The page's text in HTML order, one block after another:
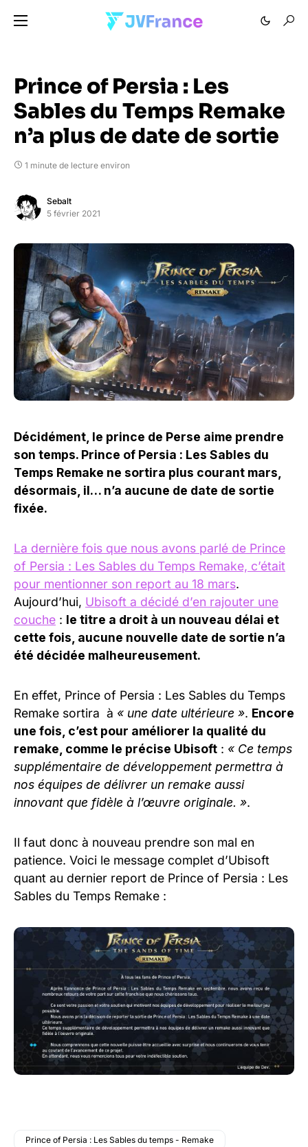
Prince of Persia : Les
Sables du Temps Remake
n’a plus de date de sortie
1 minute de lecture environ
Sebalt
5 février 2021
Décidément, le prince de Perse aime prendre
son temps. Prince of Persia : Les Sables du
Temps Remake ne sortira plus courant mars,
désormais, il… n’a aucune de date de sortie
fixée.
La dernière fois que nous avons parlé de Prince
of Persia : Les Sables du Temps Remake, c’était
pour mentionner son report au 18 mars.
Aujourd’hui, Ubisoft a décidé d’en rajouter une
couche : le titre a droit à un nouveau délai et
cette fois, aucune nouvelle date de sortie n’a
été décidée malheureusement.
En effet, Prince of Persia : Les Sables du Temps
Remake sortira à « une date ultérieure ». Encore
une fois, c’est pour améliorer la qualité du
remake, comme le précise Ubisoft : « Ce temps
supplémentaire de développement permettra à
nos équipes de délivrer un remake aussi
innovant que fidèle à l’œuvre originale. ».
Il faut donc à nouveau prendre son mal en
patience. Voici le message complet d’Ubisoft
quant au dernier report de Prince of Persia : Les
Sables du Temps Remake :
Prince of Persia : Les Sables du temps - Remake